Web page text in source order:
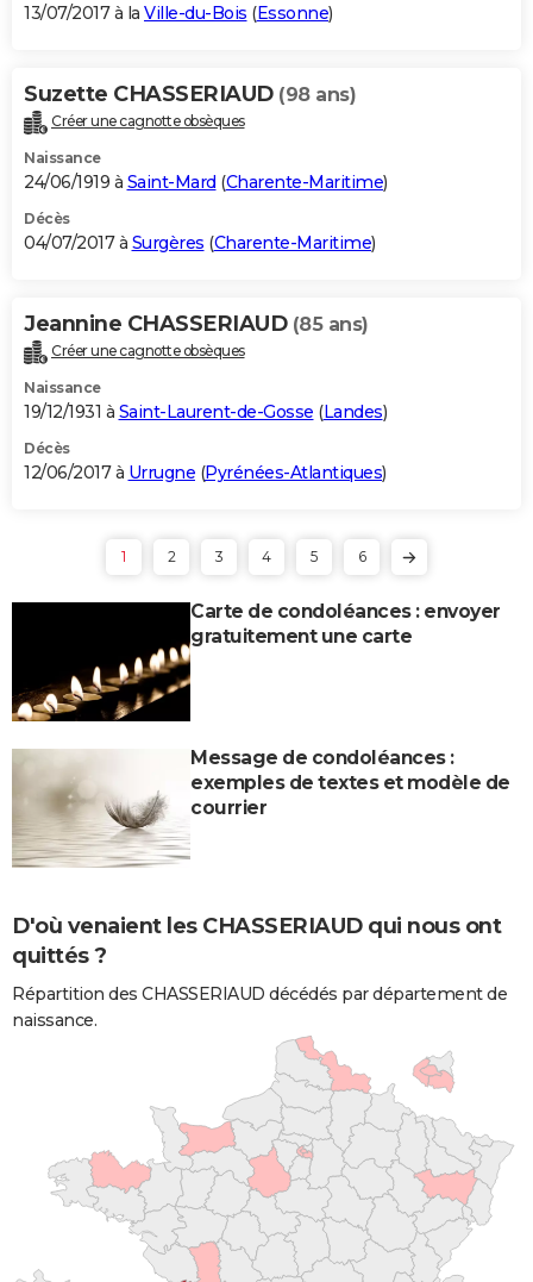
13/07/2017 à la Ville-du-Bois (Essonne)
Suzette CHASSERIAUD (98 ans)
Créer une cagnotte obsèques
Naissance
24/06/1919 à Saint-Mard (Charente-Maritime)
Décès
04/07/2017 à Surgères (Charente-Maritime)
Jeannine CHASSERIAUD (85 ans)
Créer une cagnotte obsèques
Naissance
19/12/1931 à Saint-Laurent-de-Gosse (Landes)
Décès
12/06/2017 à Urrugne (Pyrénées-Atlantiques)
1 2 3 4 5 6
Carte de condoléances : envoyer
gratuitement une carte
Message de condoléances :
exemples de textes et modèle de
courrier
D'où venaient les CHASSERIAUD qui nous ont
quittés ?
Répartition des CHASSERIAUD décédés par département de
naissance.